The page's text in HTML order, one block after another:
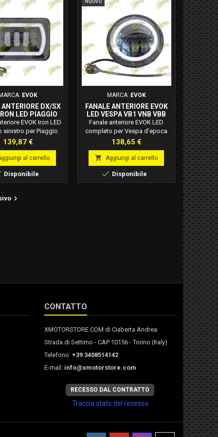
EVOK
ANTERIORE DX/SX
LED PIAGGIO
246472189
EVOK Iron LED
sinistro per Piaggio
bifaro, codice
Luce LED 6000K
di convertitore di
con antisfarfallio,
come ricambio e
performance.
Prezzo
139,87 €
al carrello
Disponibile
MARCA: EVOK
FANALE ANTERIORE EVOK
LED VESPA VB1 VNB VBB
VBA GS 246472195
Fanale anteriore EVOK LED
completo per Vespa d’epoca
VB1, VNB, VBB, VBA, GS, codice
246472195. Luce LED bianca
12V, installazione
Plug&amp;Play, ideale come
ricambio e upgrade estetico.
Prezzo
138,65 €
 Aggiungi al carrello
 Disponibile

CONTATTO
XMOTORSTORE.COM di Ciaberta Andrea
Strada di Settimo - CAP 10156 - Torino (Italy)
Telefono: +39 3408514142
E-mail: info@xmotorstore.com
RECESSO DAL CONTRATTO
Traccia stato del recesso